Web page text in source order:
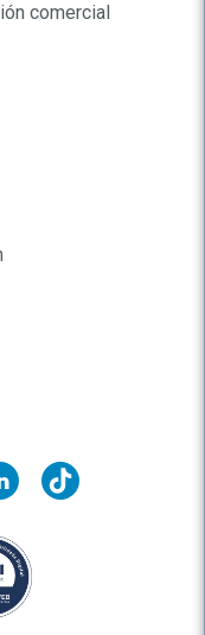
comercial